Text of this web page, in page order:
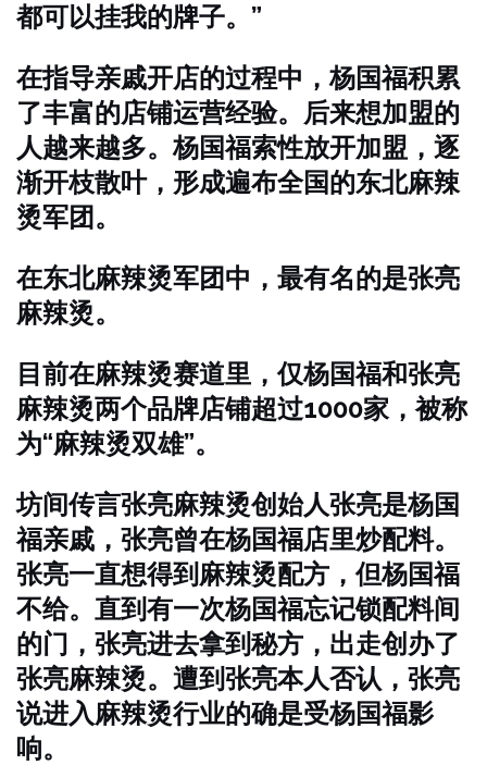
都可以挂我的牌子。”
在指导亲戚开店的过程中，杨国福积累
了丰富的店铺运营经验。后来想加盟的
人越来越多。杨国福索性放开加盟，逐
渐开枝散叶，形成遍布全国的东北麻辣
烫军团。
在东北麻辣烫军团中，最有名的是张亮
麻辣烫。
目前在麻辣烫赛道里，仅杨国福和张亮
麻辣烫两个品牌店铺超过1000家，被称
为“麻辣烫双雄”。
坊间传言张亮麻辣烫创始人张亮是杨国
福亲戚，张亮曾在杨国福店里炒配料。
张亮一直想得到麻辣烫配方，但杨国福
不给。直到有一次杨国福忘记锁配料间
的门，张亮进去拿到秘方，出走创办了
张亮麻辣烫。遭到张亮本人否认，张亮
说进入麻辣烫行业的确是受杨国福影
响。